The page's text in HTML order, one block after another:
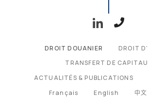
DROIT DOUANIER
DROIT
TRANSFERT DE
ACTUALITÉS & PUBLICATIONS
Français
English 中